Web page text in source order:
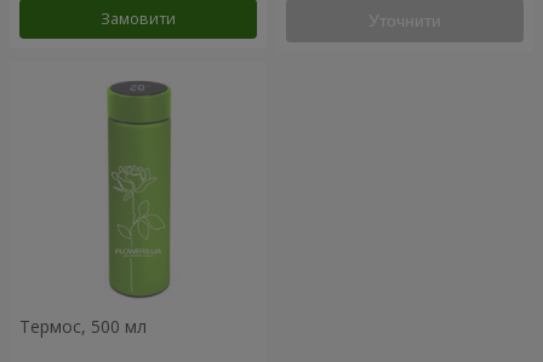
Замовити Уточнити
Термос, 500 мл